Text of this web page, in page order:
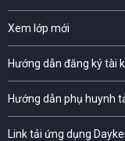
Xem lớp mới
Hướng dẫn đăng ký tài
Hướng dẫn phụ huynh
Link tải ứng dụng